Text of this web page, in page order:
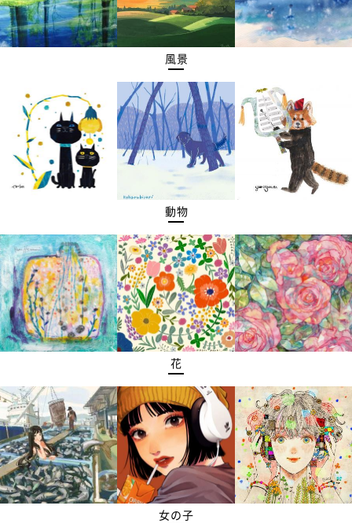
風景
動物
花
女の子